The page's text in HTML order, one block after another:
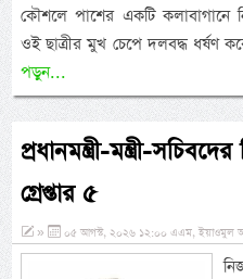
কৌশলে পাশের একটি কলাবাগানে
ওই ছাত্রীর মুখ চেপে দলবদ্ধ ধর্ষণ
পড়ুন...
প্রধানমন্ত্রী-মন্ত্রী-
গ্রেপ্তার ৫
» ০৫ আগস্ট, ২০২৬ ১২:০০ এএম, ইয়াওমুল